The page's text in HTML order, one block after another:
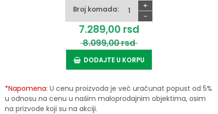
Broj komada:
+
-
7.289,00 rsd
8.099,00rsd
DODAJTE U KORPU
*Napomena: U cenu proizvoda je već uračunat popust od 5%
u odnosu na cenu u našim maloprodajnim objektima, osim
na prizvode koji su na akciji.